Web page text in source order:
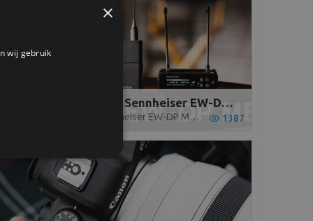
Maak kennis met de Sennheiser EW-DP ME2
Maak kennis met de Sennheiser EW-DP ME2. De EW-DP is een volledig digitaal UHF draadloos microfoonsysteem. In deze blog zullen we hier dieper op in gaan. 1387
×
wij gebruik